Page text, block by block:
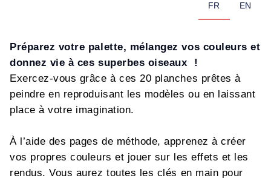
FR EN
Préparez votre palette, mélangez vos couleurs et
donnez vie à ces superbes oiseaux !
Exercez-vous grâce à ces 20 planches prêtes à
peindre en reproduisant les modèles ou en laissant
place à votre imagination.
À l’aide des pages de méthode, apprenez à créer
vos propres couleurs et jouer sur les effets et les
rendus. Vous aurez toutes les clés en main pour